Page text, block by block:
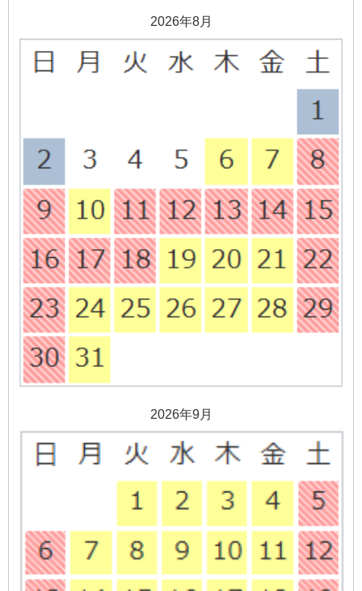
2026年8月
2026年9月